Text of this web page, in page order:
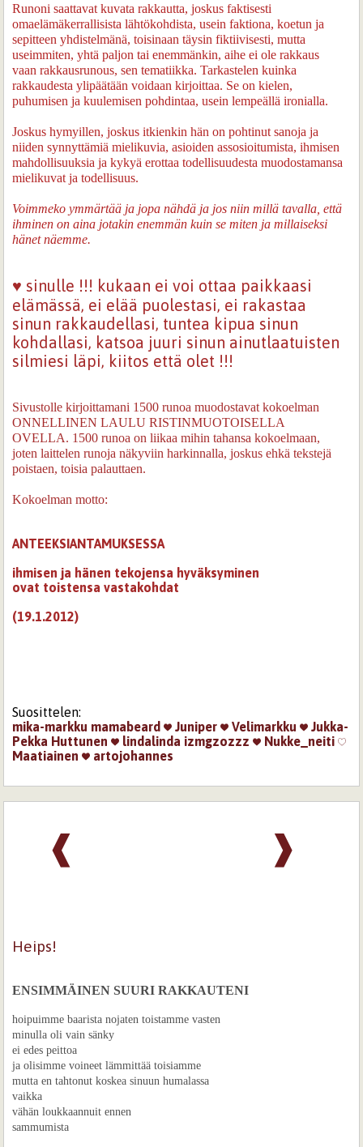
Runoni saattavat kuvata rakkautta, joskus faktisesti
omaelämäkerrallisista lähtökohdista, usein faktiona, koetun ja
sepitteen yhdistelmänä, toisinaan täysin fiktiivisesti, mutta
useimmiten, yhtä paljon tai enemmänkin, aihe ei ole rakkaus
vaan rakkausrunous, sen tematiikka. Tarkastelen kuinka
rakkaudesta ylipäätään voidaan kirjoittaa. Se on kielen,
puhumisen ja kuulemisen pohdintaa, usein lempeällä ironialla.
Joskus hymyillen, joskus itkienkin hän on pohtinut sanoja ja
niiden synnyttämiä mielikuvia, asioiden assosioitumista, ihmisen
mahdollisuuksia ja kykyä erottaa todellisuudesta muodostamansa
mielikuvat ja todellisuus.
Voimmeko ymmärtää ja jopa nähdä ja jos niin millä tavalla, että
ihminen on aina jotakin enemmän kuin se miten ja millaiseksi
hänet näemme.
♥ sinulle !!! kukaan ei voi ottaa paikkaasi
elämässä, ei elää puolestasi, ei rakastaa
sinun rakkaudellasi, tuntea kipua sinun
kohdallasi, katsoa juuri sinun ainutlaatuisten
silmiesi läpi, kiitos että olet !!!
Sivustolle kirjoittamani 1500 runoa muodostavat kokoelman
ONNELLINEN LAULU RISTINMUOTOISELLA
OVELLA. 1500 runoa on liikaa mihin tahansa kokoelmaan,
joten laittelen runoja näkyviin harkinnalla, joskus ehkä tekstejä
poistaen, toisia palauttaen.
Kokoelman motto:
ANTEEKSIANTAMUKSESSA
ihmisen ja hänen tekojensa hyväksyminen
ovat toistensa vastakohdat
(19.1.2012)
Suosittelen:
mika-markku mamabeard Juniper Velimarkku
Jukka-
Pekka Huttunen
lindalinda izmgzozzz
Nukke_neiti
Maatiainen
artojohannes
❱
❰
Heips!
ENSIMMÄINEN SUURI RAKKAUTENI
hoipuimme baarista nojaten toistamme vasten
minulla oli vain sänky
ei edes peittoa
ja olisimme voineet lämmittää toisiamme
mutta en tahtonut koskea sinuun humalassa
vaikka
vähän loukkaannuit ennen
sammumista